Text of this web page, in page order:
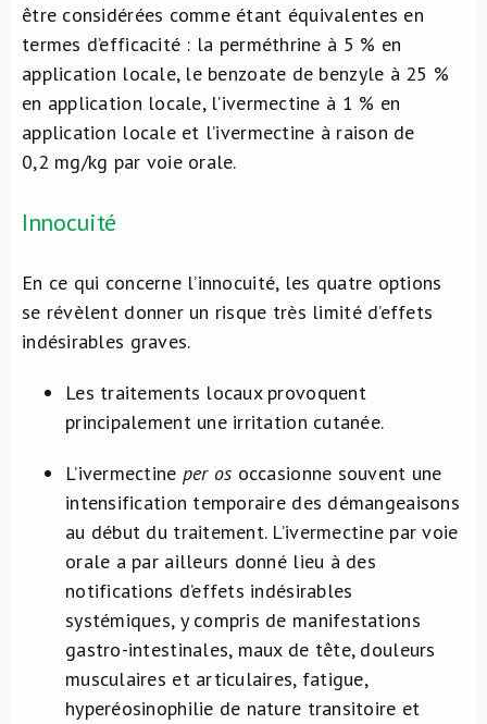
être considérées comme étant équivalentes en
termes d’efficacité : la perméthrine à 5 % en
application locale, le benzoate de benzyle à 25 %
en application locale, l’ivermectine à 1 % en
application locale et l’ivermectine à raison de
0,2 mg/kg par voie orale.
Innocuité
En ce qui concerne l’innocuité, les quatre options
se révèlent donner un risque très limité d’effets
indésirables graves.
Les traitements locaux provoquent
principalement une irritation cutanée.
L’ivermectine per os occasionne souvent une
intensification temporaire des démangeaisons
au début du traitement. L’ivermectine par voie
orale a par ailleurs donné lieu à des
notifications d’effets indésirables
systémiques, y compris de manifestations
gastro-intestinales, maux de tête, douleurs
musculaires et articulaires, fatigue,
hyperéosinophilie de nature transitoire et